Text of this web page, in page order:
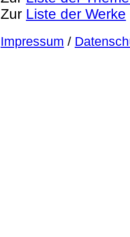
Zur Liste der Werke
Impressum /